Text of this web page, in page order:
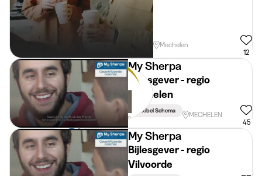
Mechelen
12
My Sherpa
Bijlesgever - regio
Mechelen
Flexibel Schema
MECHELEN
45
My Sherpa
Bijlesgever - regio
Vilvoorde